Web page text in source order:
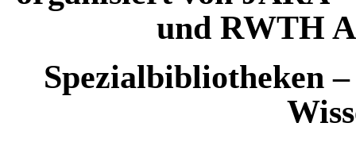
und RWTH
Spezialbibliotheken